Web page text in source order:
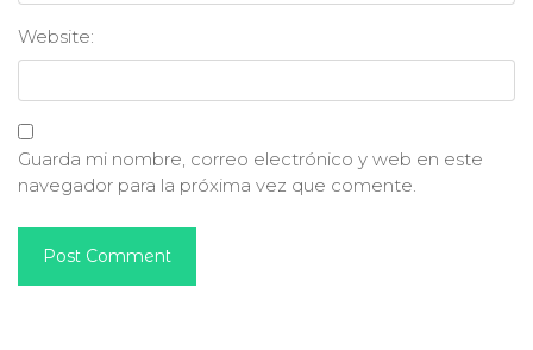
Website:
Guarda mi nombre, correo electrónico y web en este
navegador para la próxima vez que comente.